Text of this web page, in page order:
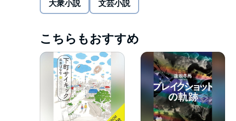
全世界が涙した不朽の名作。
著者追悼の訳者あとがきを付した新版。
FLOWERS FOR ALGERNON
by Daniel Keyes
Copyright ⓒ 1959, 1966 by Daniel Keyes
大衆小説 文芸小説
こちらもおすすめ